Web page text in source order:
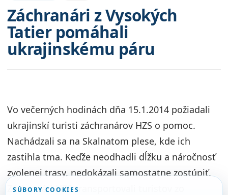
Záchranári z Vysokých
Tatier pomáhali
ukrajinskému páru
Vo večerných hodinách dňa 15.1.2014 požiadali
ukrajinskí turisti záchranárov HZS o pomoc.
Nachádzali sa na Skalnatom plese, kde ich
zastihla tma. Keďže neodhadli dĺžku a náročnosť
zvolenej trasy, nedokázali samostatne zostúpiť.
Záchranári HZS transportovali turistov zo
SÚBORY COOKIES